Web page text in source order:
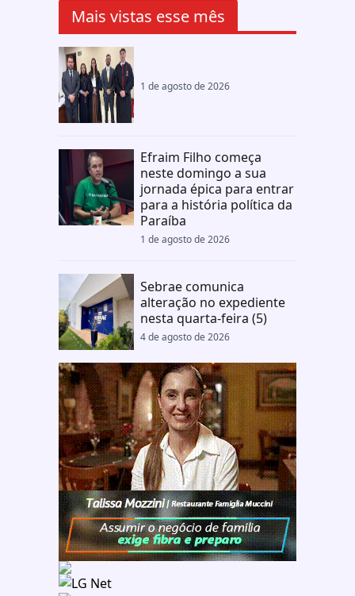
Mais vistas esse mês
1 de agosto de 2026
Efraim Filho começa
neste domingo a sua
jornada épica para entrar
para a história política da
Paraíba
1 de agosto de 2026
Sebrae comunica
alteração no expediente
nesta quarta-feira (5)
4 de agosto de 2026